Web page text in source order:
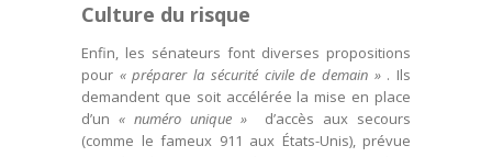
Culture du risque
Enfin, les sénateurs font diverses propositions
pour « préparer la sécurité civile de demain » . Ils
demandent que soit accélérée la mise en place
d’un « numéro unique » d’accès aux secours
(comme le fameux 911 aux États-Unis), prévue